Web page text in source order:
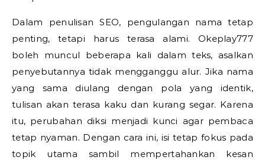
Dalam penulisan SEO, pengulangan nama tetap
penting, tetapi harus terasa alami. Okeplay777
boleh muncul beberapa kali dalam teks, asalkan
penyebutannya tidak mengganggu alur. Jika nama
yang sama diulang dengan pola yang identik,
tulisan akan terasa kaku dan kurang segar. Karena
itu, perubahan diksi menjadi kunci agar pembaca
tetap nyaman. Dengan cara ini, isi tetap fokus pada
topik utama sambil mempertahankan kesan